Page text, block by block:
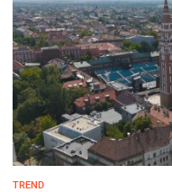
TREND